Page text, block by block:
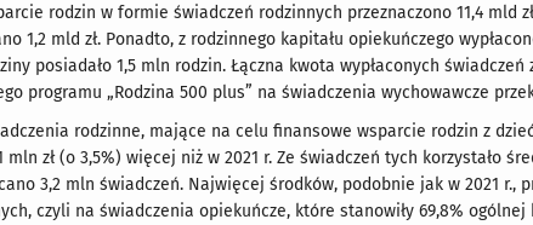
rodzin w formie świadczeń rodzinnych przeznaczono 11,4 mld
1,2 mld zł. Ponadto, z rodzinnego kapitału opiekuńczego
posiadało 1,5 mln rodzin. Łączna kwota wypłaconych
programu „Rodzina 500 plus” na świadczenia wychowawcze
rodzinne, mające na celu finansowe wsparcie rodzin z
mln zł (o 3,5%) więcej niż w 2021 r. Ze świadczeń tych korzystało
3,2 mln świadczeń. Najwięcej środków, podobnie jak w 2021 r.,
czyli na świadczenia opiekuńcze, które stanowiły 69,8%